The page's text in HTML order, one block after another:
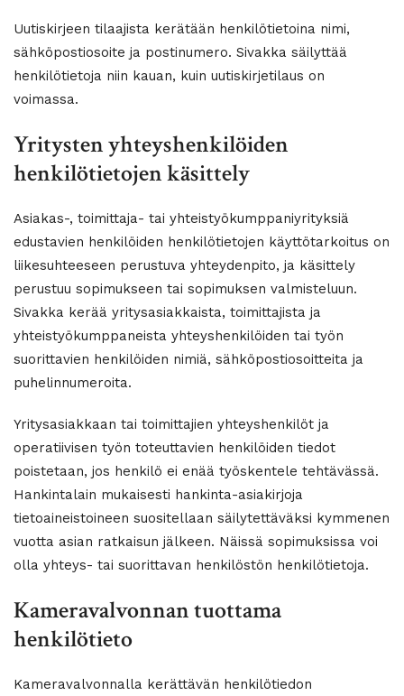
Uutiskirjeen tilaajista kerätään henkilötietoina nimi,
sähköpostiosoite ja postinumero. Sivakka säilyttää
henkilötietoja niin kauan, kuin uutiskirjetilaus on
voimassa.
Yritysten yhteyshenkilöiden
henkilötietojen käsittely
Asiakas-, toimittaja- tai yhteistyökumppaniyrityksiä
edustavien henkilöiden henkilötietojen käyttötarkoitus on
liikesuhteeseen perustuva yhteydenpito, ja käsittely
perustuu sopimukseen tai sopimuksen valmisteluun.
Sivakka kerää yritysasiakkaista, toimittajista ja
yhteistyökumppaneista yhteyshenkilöiden tai työn
suorittavien henkilöiden nimiä, sähköpostiosoitteita ja
puhelinnumeroita.
Yritysasiakkaan tai toimittajien yhteyshenkilöt ja
operatiivisen työn toteuttavien henkilöiden tiedot
poistetaan, jos henkilö ei enää työskentele tehtävässä.
Hankintalain mukaisesti hankinta-asiakirjoja
tietoaineistoineen suositellaan säilytettäväksi kymmenen
vuotta asian ratkaisun jälkeen. Näissä sopimuksissa voi
olla yhteys- tai suorittavan henkilöstön henkilötietoja.
Kameravalvonnan tuottama
henkilötieto
Kameravalvonnalla kerättävän henkilötiedon